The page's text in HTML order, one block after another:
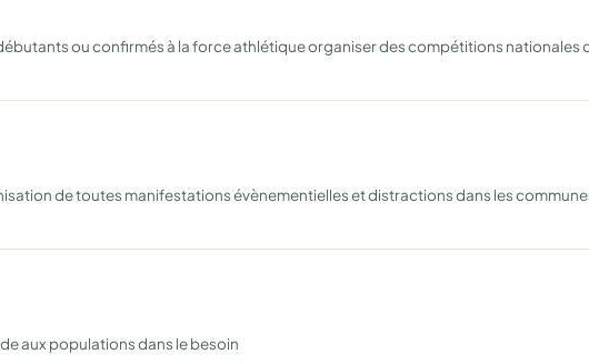
ou confirmés à la force athlétique organiser des compétitions nationales
de toutes manifestations évènementielles et distractions dans les
aux populations dans le besoin